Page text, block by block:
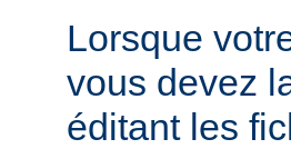
Lorsque
vous devez
éditant les